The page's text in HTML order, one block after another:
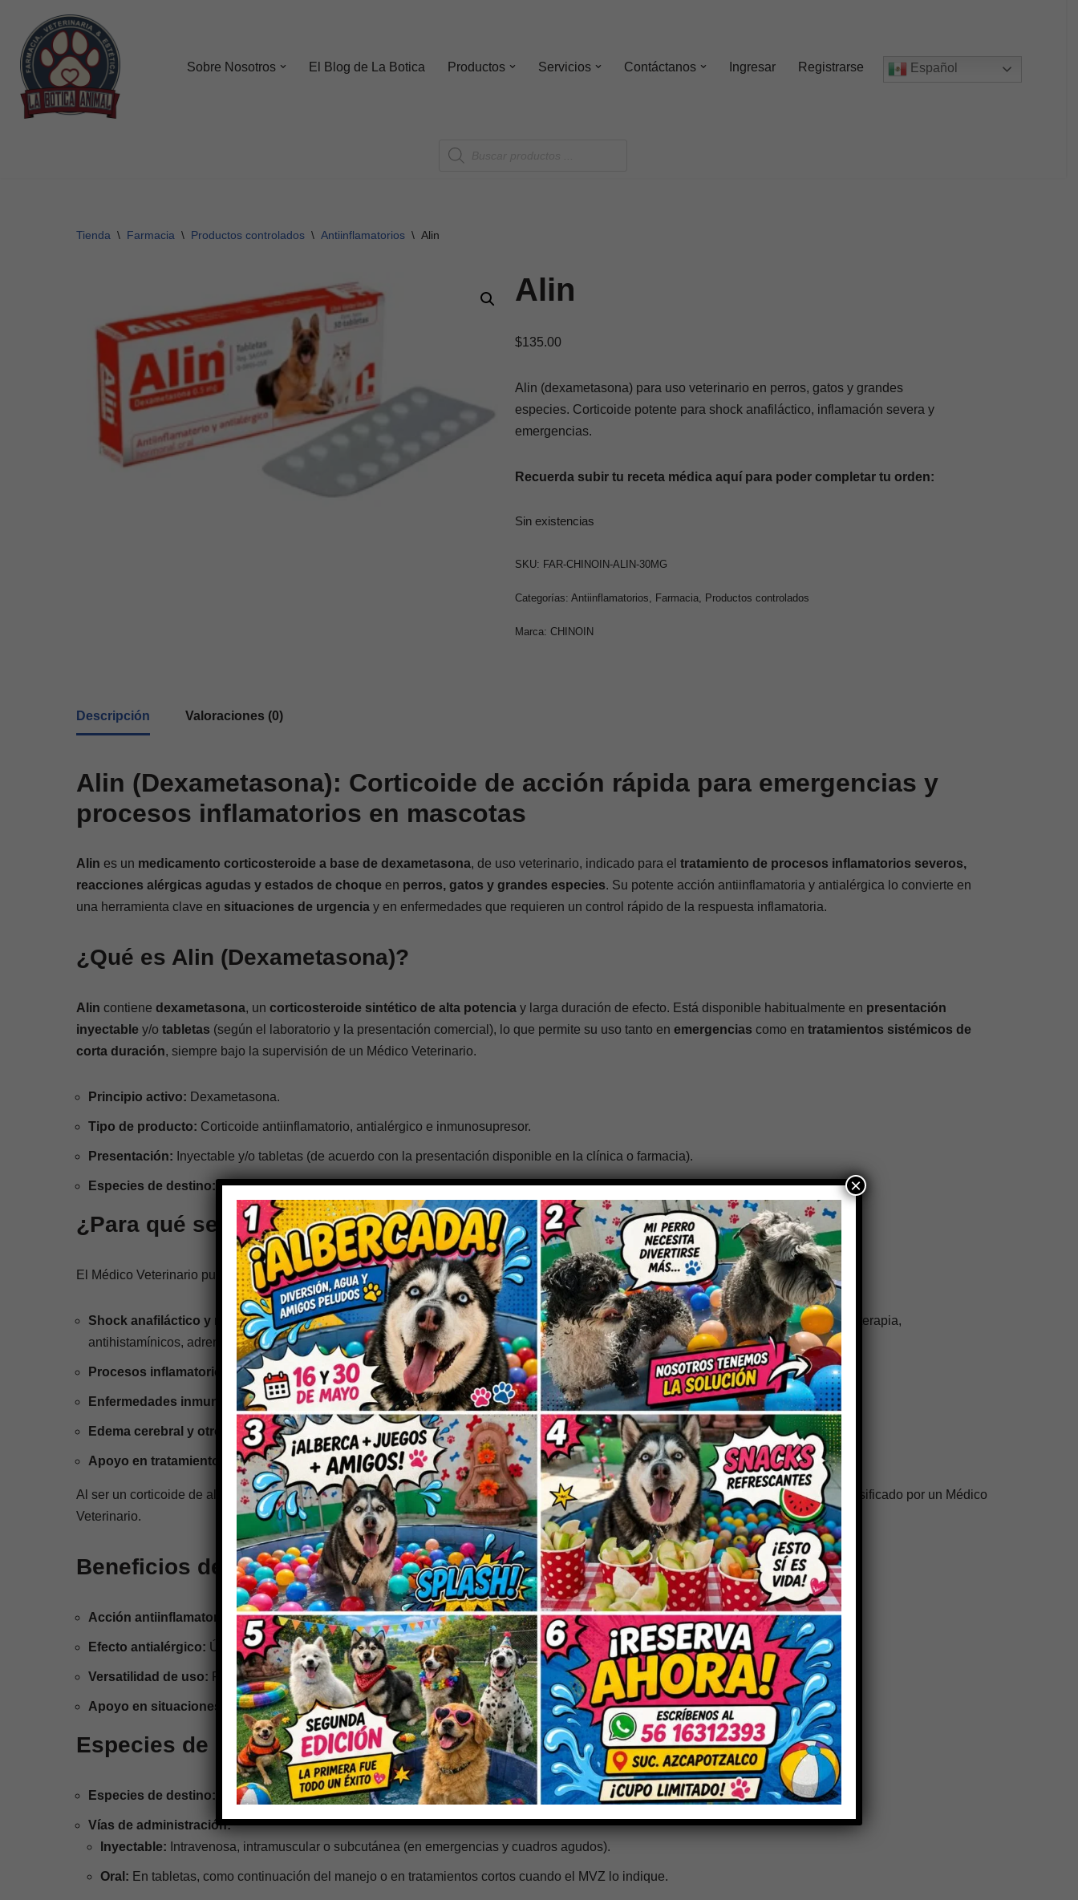
Saltar
contenido
Sobre Nosotros El Blog de La Botica Productos Servicios Contáctanos Ingresar Registrarse Español
Tienda \ Farmacia \ Productos controlados \ Antiinflamatorios \ Alin
Alin
$135.00
Alin (dexametasona) para uso veterinario en perros, gatos y grandes
especies. Corticoide potente para shock anafiláctico, inflamación severa y
emergencias.
Recuerda subir tu receta médica aquí para poder completar tu orden:
Sin existencias
SKU: FAR-CHINOIN-ALIN-30MG
Categorías: Antiinflamatorios Farmacia, Productos controlados
Marca: CHINOIN
Descripción Valoraciones (0)
Alin (Dexametasona): Corticoide de acción rápida para emergencias y
procesos inflamatorios en mascotas
Alin es un medicamento corticosteroide a base de dexametasona, de uso veterinario, indicado para el tratamiento de procesos inflamatorios severos,
reacciones alérgicas agudas y estados de choqueen perros, gatos y grandes especies. Su potente acción antiinflamatoria y antialérgica lo convierte en
una herramienta clave en situaciones de urgenciay en enfermedades que requieren un control rápido de la respuesta inflamatoria.
¿Qué es Alin (Dexametasona)?
Alin contiene dexametasona, un corticosteroide sintético de alta potenciay larga duración de efecto. Está disponible habitualmente en presentación
inyectabley/o tabletas (según el laboratorio y la presentación comercial), lo que permite su uso tanto en emergencias como en tratamientos sistémicos de
corta duración, siempre bajo la supervisión de un Médico Veterinario.
Principio activo: Dexametasona.
Tipo de producto: Corticoide antiinflamatorio, antialérgico e inmunosupresor.
Presentación: Inyectable y/o tabletas (de acuerdo con la presentación disponible en la clínica o farmacia).
Especies de destino: Perros, gatos y grandes especies (bovinos, equinos, etc.), según criterio del MVZ.
¿Para qué se utiliza Alin (Dexametasona)?
El Médico Veterinario puede indicarAlinpara el manejo de:
Shock anafiláctico y reacciones alérgicas graves: Como parte del protocolo de urgencias, en combinación con otros fármacos (fluidoterapia,
antihistamínicos, adrenalina, etc.).
Procesos inflamatorios severos:Artritis aguda, traumatismos, inflamaciones marcadas de tejidos blandos.
Enfermedades inmunomediadas:Como parte de esquemas inmunosupresores, bajo estrecho control veterinario.
Edema cerebral y otros cuadros de inflamación intensadonde se requiera el efecto antiinflamatorio potente de la dexametasona.
Apoyo en tratamientos específicos de algunas enfermedades respiratorias o cutáneas de origen inflamatorio, según diagnóstico.
Al ser un corticoide de alta potencia,Alin se reserva para cuadros que realmente lo requieren y su uso debe ser siempre valorado y dosificado por un Médico
Veterinario.
Beneficios de Alin (Dexametasona)
Acción antiinflamatoria potente:Ideal para controlar procesos inflamatorios severos en poco tiempo.
Efecto antialérgico: Útil en reacciones alérgicas agudas y shock anafiláctico como parte del protocolo de urgencias.
Versatilidad de uso: Puede emplearse en distintas especies y condiciones, siempre con criterio profesional.
Apoyo en situaciones críticas:Su rápido efecto ayuda a estabilizar al paciente mientras se establece un tratamiento integral.
Especies de destino y vías de administración
Especies de destino: Perros, gatos y grandes especies (según la presentación y dosis).
Vías de administración:
Inyectable: Intravenosa, intramuscular o subcutánea (en emergencias y cuadros agudos).
Oral: En tabletas, como continuación del manejo o en tratamientos cortos cuando el MVZ lo indique.
×